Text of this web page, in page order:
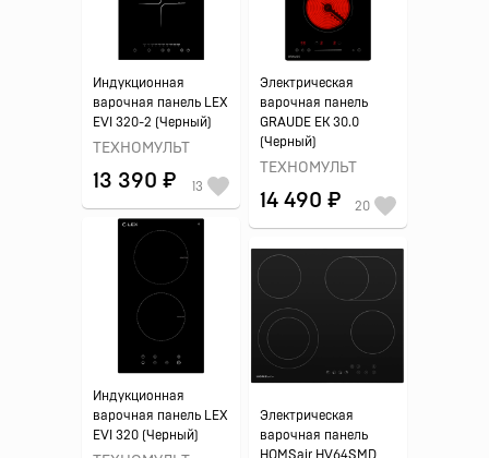
Индукционная
варочная панель LEX
EVI 320-2 (Черный)
ТЕХНОМУЛЬТ
13 390 ₽ 13
Электрическая
варочная панель
GRAUDE EK 30.0
(Черный)
ТЕХНОМУЛЬТ
14 490 ₽ 20
Индукционная
варочная панель LEX
EVI 320 (Черный)
Электрическая
варочная панель
HOMSair HV64SMD